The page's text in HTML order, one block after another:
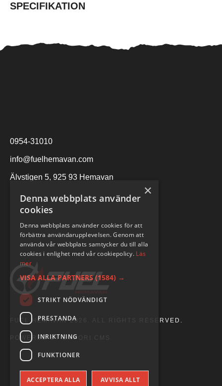
SPECIFIKATION
0954-31010
info@fuelhemavan.com
Älvstigen 5, 925 93 Hemavan
FUEL HEMAVAN 2026. ALL RIGHTS RESERVED.
POWERED BY EMPORI CMS
×
Denna webbplats använder
cookies
Denna webbplats använder cookies för att
förbättra användarupplevelsen. Genom att
använda vår webbplats samtycker du till alla
cookies i enlighet med vår cookiepolicy. Läs
mer
VISA ALLA PARTNERS (1584) →
STRIKT NÖDVÄNDIGT
PRESTANDA
INRIKTNING
FUNKTIONER
ACCEPTERA ALLA AVVISA ALLT